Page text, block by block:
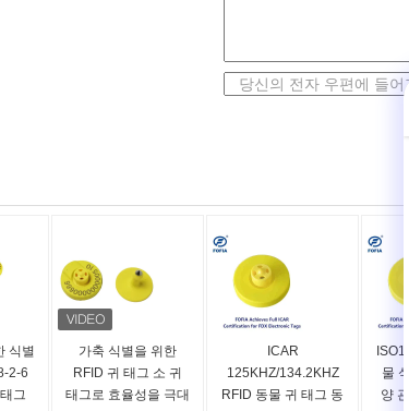
식별
2-6
그
가축 식별을 위한
RFID 귀 태그 소 귀
태그로 효율성을 극대
ICAR
125KHZ/134.2KHZ
RFID 동물 귀 태그 동
물
양